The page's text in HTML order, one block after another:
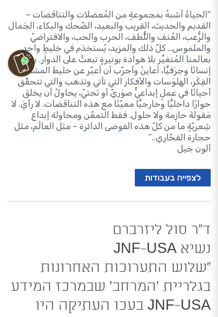
“الحياةُ أشبهُ بمجموعةٍ من المُعضلات والتناقضات –
القديم والحديث، القريب والبعيد، الضّحك والبكاء، الجَمال
والرُّعب، العُنف واللُّطف، الحرب والحب، والافتراضيّ
والملموس… كلّ ذلك والمزيد، يُستخدَم في خليطٍ واحدٍ
بعالمنا المُتغيِّر بلا هوادة بوتيرةٍ تبعثُ على الدوار. بصفتي
إنسانًا وحِرَفيًّا، أعاينُ وأجرّب أن أعبّر عن خليط المشاعر،
الفِكَر، الهلوَسات والأفكار التي تأتي وتذهب والتي تتحقّق
أحيانًا في عملٍ إبداعيٍّ صوَريّ أو نَحتيّ، يحاولُ أن يخلقَ
حوارًا داخليًّا وخارجيًّا معيّنًا مع هذه التناقضات. لا رأيَ. لا
مَقولةَ حازِمة ولا حلول. فقط التمعّن ومحاولة إبداع
شِعريّةٍ ما من كلّ هذه الفوضى الدائرة – مثل العالَم، مثل
حجارة الفخّاري..”
ألون جيل
לצפייה בעבודות
ד”ר סול ליזרברם
נשיא JNF-USA
“שלוש התערוכות האחרונות
בגלריית ‘המרחב’ שבמרכז המידע
JNF-USA בעכו העתיקה היו